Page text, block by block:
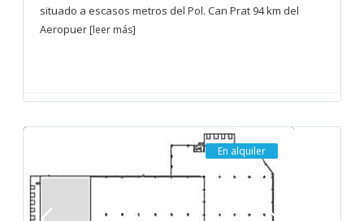
situado a escasos metros del Pol. Can Prat 94 km del
Aeropuer [leer más]
En alquiler